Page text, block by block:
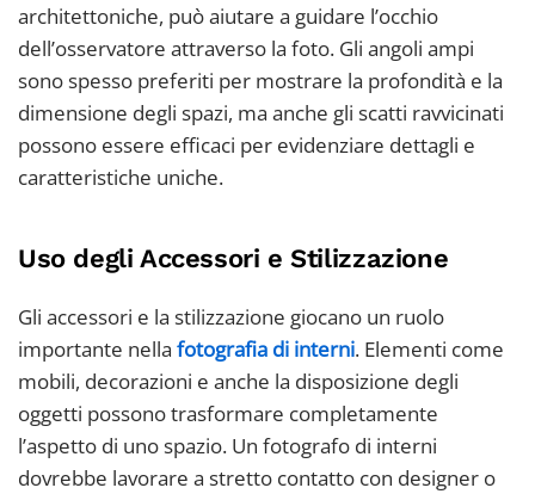
architettoniche, può aiutare a guidare l’occhio
dell’osservatore attraverso la foto. Gli angoli ampi
sono spesso preferiti per mostrare la profondità e la
dimensione degli spazi, ma anche gli scatti ravvicinati
possono essere efficaci per evidenziare dettagli e
caratteristiche uniche.
Uso degli Accessori e Stilizzazione
Gli accessori e la stilizzazione giocano un ruolo
importante nella fotografia di interni. Elementi come
mobili, decorazioni e anche la disposizione degli
oggetti possono trasformare completamente
l’aspetto di uno spazio. Un fotografo di interni
dovrebbe lavorare a stretto contatto con designer o